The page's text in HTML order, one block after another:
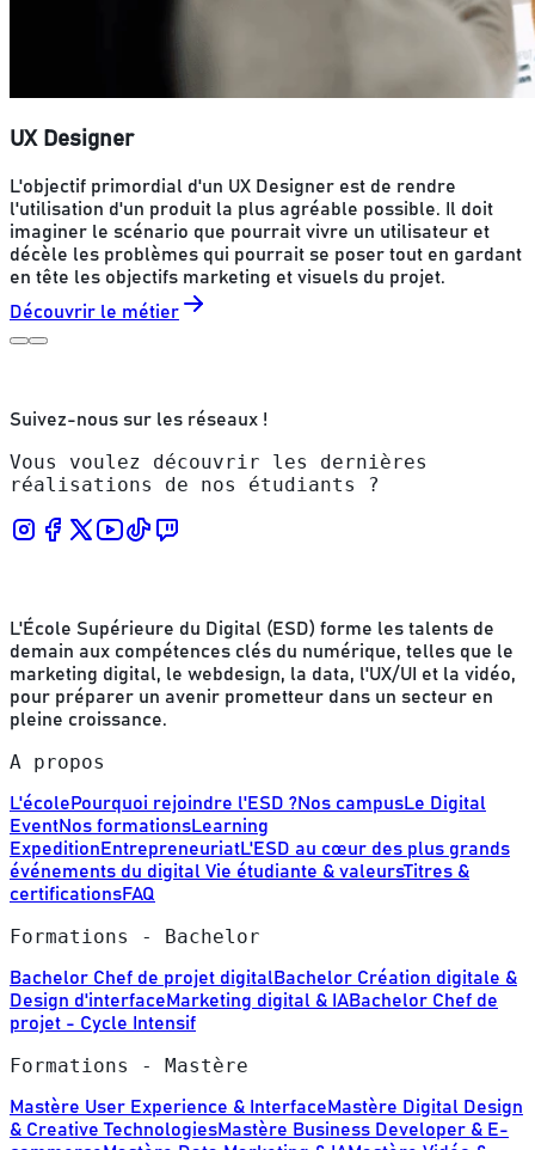
UX Designer
L'objectif primordial d'un UX Designer est de rendre
l'utilisation d'un produit la plus agréable possible. Il doit
imaginer le scénario que pourrait vivre un utilisateur et
décèle les problèmes qui pourrait se poser tout en gardant
en tête les objectifs marketing et visuels du projet.
Découvrir le métier
Suivez-nous sur les réseaux !
Vous voulez découvrir les dernières
réalisations de nos étudiants ?
L'École Supérieure du Digital (ESD) forme les talents de
demain aux compétences clés du numérique, telles que le
marketing digital, le webdesign, la data, l'UX/UI et la vidéo,
pour préparer un avenir prometteur dans un secteur en
pleine croissance.
A propos
L'école Pourquoi rejoindre l'ESD ?Nos campusLe Digital
EventNos formationsLearning
Expedition EntrepreneuriatL'ESD au cœur des plus grands
événements du digital Vie étudiante & valeursTitres &
certificationsFAQ
Formations - Bachelor
Bachelor Chef de projet digital Bachelor Création digitale &
Design d'interface Marketing digital & IABachelor Chef de
projet - Cycle Intensif
Formations - Mastère
Mastère User Experience & Interface Mastère Digital Design
& Creative TechnologiesMastère Business Developer & E-